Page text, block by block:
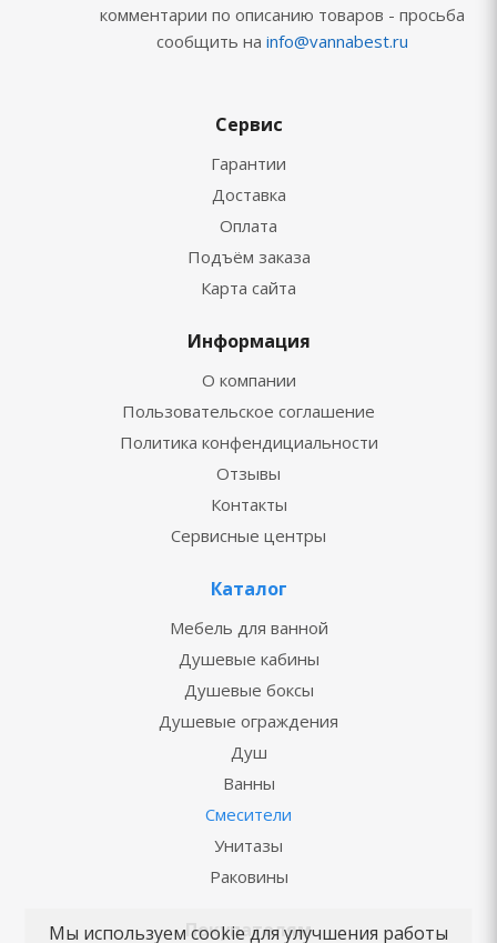
комментарии по описанию товаров - просьба
сообщить на info@vannabest.ru
Сервис
Гарантии
Доставка
Оплата
Подъём заказа
Карта сайта
Информация
О компании
Пользовательское соглашение
Политика конфендициальности
Отзывы
Контакты
Сервисные центры
Каталог
Мебель для ванной
Душевые кабины
Душевые боксы
Душевые ограждения
Душ
Ванны
Смесители
Унитазы
Раковины
Покупателям
Мы используем cookie для улучшения работы